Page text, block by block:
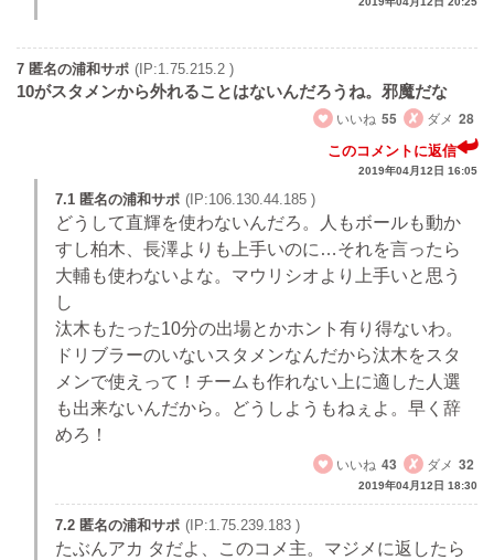
7 匿名の浦和サポ (IP:1.75.215.2 )
10がスタメンから外れることはないんだろうね。邪魔だな
いいね 55 ダメ 28
このコメントに返信
2019年04月12日 16:05
7.1 匿名の浦和サポ (IP:106.130.44.185 )
どうして直輝を使わないんだろ。人もボールも動か
すし柏木、長澤よりも上手いのに…それを言ったら
大輔も使わないよな。マウリシオより上手いと思う
し
汰木もたった10分の出場とかホント有り得ないわ。
ドリブラーのいないスタメンなんだから汰木をスタ
メンで使えって！チームも作れない上に適した人選
も出来ないんだから。どうしようもねぇよ。早く辞
めろ！
いいね 43 ダメ 32
2019年04月12日 18:30
7.2 匿名の浦和サポ (IP:1.75.239.183 )
たぶんアカ タだよ、このコメ主。マジメに返したら